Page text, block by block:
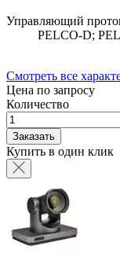
Управляющий
PELCO-D;
Смотреть все
Цена по запросу
Количество
Заказать
Купить в один клик